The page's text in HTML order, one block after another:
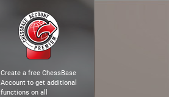
Create a free ChessBase
Account to get additional
functions on all